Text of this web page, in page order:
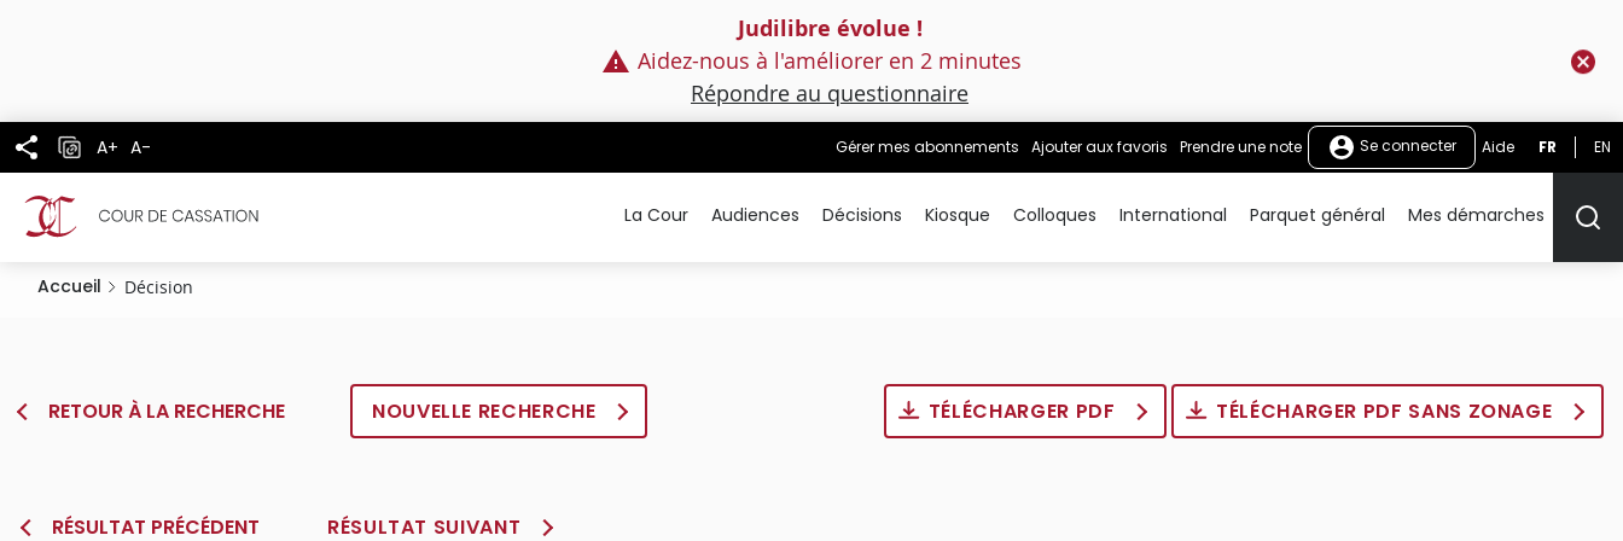
Judilibre évolue !
Aidez-nous à l'améliorer en 2 minutes
Répondre au questionnaire
A+ A- Gérer mes abonnements Ajouter aux favoris Prendre une note Se connecter Aide FR EN
La Cour Audiences Décisions Kiosque Colloques International Parquet général Mes démarches
Accueil Décision
RETOUR À LA RECHERCHE NOUVELLE RECHERCHE TÉLÉCHARGER PDF TÉLÉCHARGER PDF SANS ZONAGE
RÉSULTAT PRÉCÉDENT RÉSULTAT SUIVANT